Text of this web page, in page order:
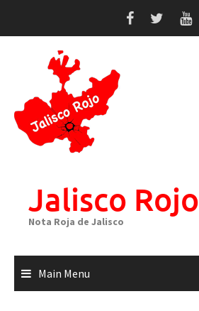
Jalisco Rojo
Nota Roja de Jalisco
Main Menu